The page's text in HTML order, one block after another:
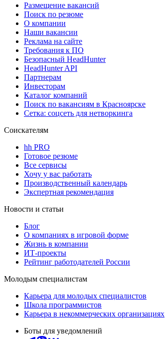
Размещение вакансий
Поиск по резюме
О компании
Наши вакансии
Реклама на сайте
Требования к ПО
Безопасный HeadHunter
HeadHunter API
Партнерам
Инвесторам
Каталог компаний
Поиск по вакансиям в Красноярске
Сетка: соцсеть для нетворкинга
Соискателям
hh PRO
Готовое резюме
Все сервисы
Хочу у вас работать
Производственный календарь
Экспертная рекомендация
Новости и статьи
Блог
О компаниях в игровой форме
Жизнь в компании
ИТ-проекты
Рейтинг работодателей России
Молодым специалистам
Карьера для молодых специалистов
Школа программистов
Карьера в некоммерческих организациях
Боты для уведомлений